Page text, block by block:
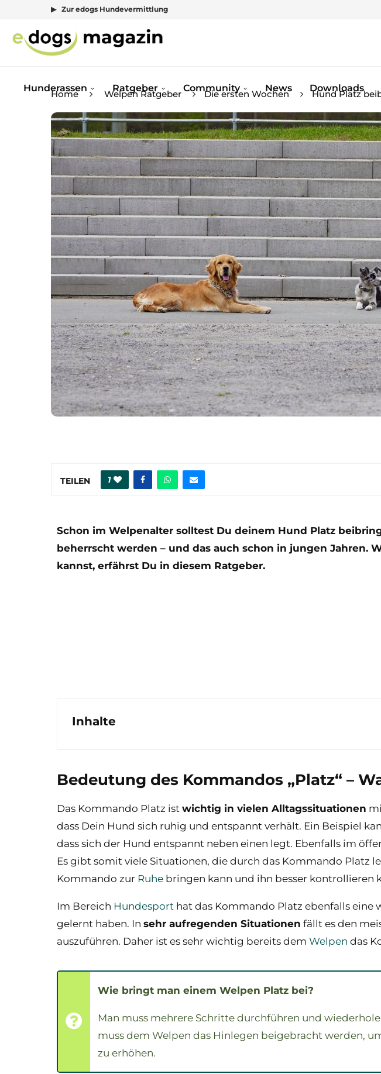
▶ Zur edogs Hundevermittlung
Hunderassen Ratgeber Community News Downloads
Home Welpen Ratgeber Die ersten Wochen Hund Platz
TEILEN 1
Schon im Welpenalter solltest Du deinem Hund Platz
beherrscht werden – und das auch schon in jungen Jahren.
kannst, erfährst Du in diesem Ratgeber.
Inhalte
Bedeutung des Kommandos „Platz“ –
Das Kommando Platz ist wichtig in vielen Alltagssituationen
dass Dein Hund sich ruhig und entspannt verhält. Ein Beispiel
dass sich der Hund entspannt neben einen legt. Ebenfalls im
Es gibt somit viele Situationen, die durch das Kommando Platz
Kommando zur Ruhe bringen kann und ihn besser kontrollieren
Im Bereich Hundesport hat das Kommando Platz ebenfalls
gelernt haben. In sehr aufregenden Situationen fällt es den
auszuführen. Daher ist es sehr wichtig bereits dem Welpen das
Wie bringt man einem Welpen Platz bei?
Man muss mehrere Schritte durchführen und
muss dem Welpen das Hinlegen beigebracht werden,
zu erhöhen.